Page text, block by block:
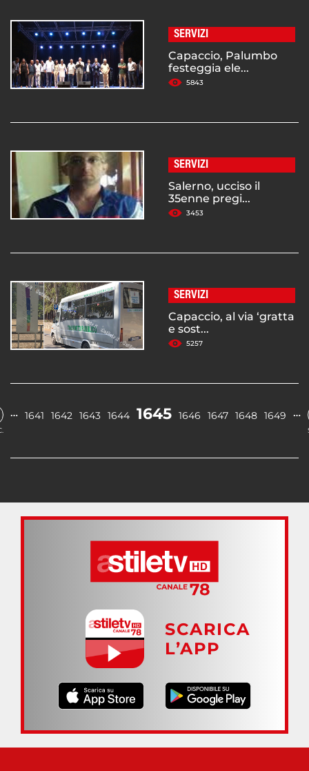
SERVIZI
Capaccio, Palumbo
festeggia ele...
5843
SERVIZI
Salerno, ucciso il
35enne pregi...
3453
SERVIZI
Capaccio, al via ‘gratta
e sost...
5257
… 1641 1642 1643 1644 1645 1646 1647 1648 1649 …
SCARICA
L’APP